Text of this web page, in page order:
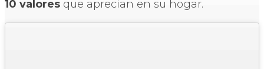
10 valores que aprecian en su hogar.